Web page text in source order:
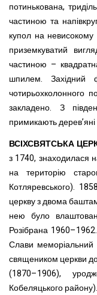
потинькована,
частиною та
купол на невисокому
приземкуватий
частиною –
шпилем. Західний
чотирьохколонного
закладено. З
примикають
ВСІХСВЯТСЬКА
з 1740, знаходилася
на територію
Котляревського).
церкву з двома
нею було
Розібрана
Слави меморіальний
священиком церкви
(1870–1906),
Кобеляцького